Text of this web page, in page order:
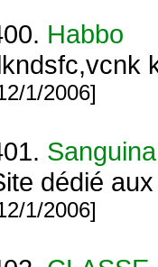
Habbo
1/2006]
Sanguina
dédié
1/2006]